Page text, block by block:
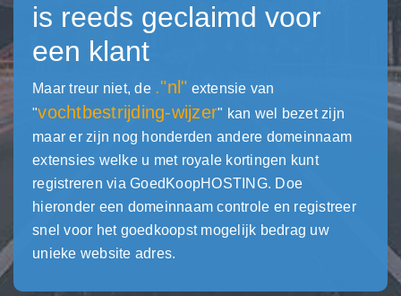
is reeds geclaimd voor
een klant
Maar treur niet, de ."nl" extensie van
"vochtbestrijding-wijzer" kan wel bezet zijn
maar er zijn nog honderden andere domeinnaam
extensies welke u met royale kortingen kunt
registreren via GoedKoopHOSTING. Doe
hieronder een domeinnaam controle en registreer
snel voor het goedkoopst mogelijk bedrag uw
unieke website adres.